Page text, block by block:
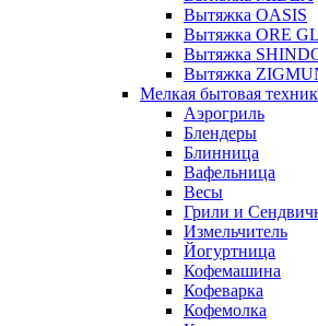
Вытяжка OASIS
Вытяжка ORE
Вытяжка
Вытяжка
Мелкая бытовая
Аэрогриль
Блендеры
Блинница
Вафельница
Весы
Грили и
Измельчитель
Йогуртница
Кофемашина
Кофеварка
Кофемолка